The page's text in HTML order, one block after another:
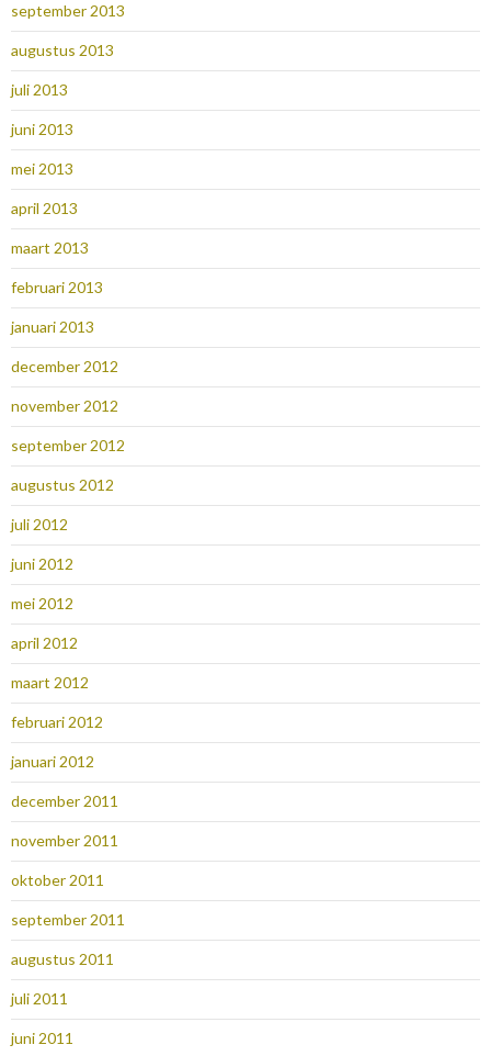
september 2013
augustus 2013
juli 2013
juni 2013
mei 2013
april 2013
maart 2013
februari 2013
januari 2013
december 2012
november 2012
september 2012
augustus 2012
juli 2012
juni 2012
mei 2012
april 2012
maart 2012
februari 2012
januari 2012
december 2011
november 2011
oktober 2011
september 2011
augustus 2011
juli 2011
juni 2011